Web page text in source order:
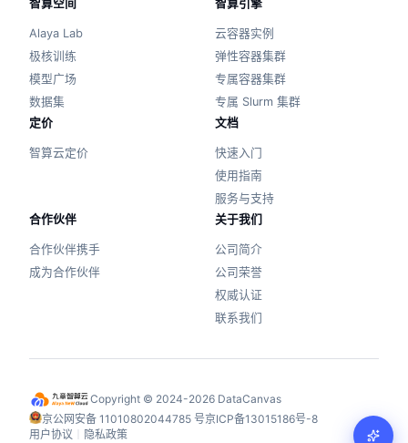
智算空间
Alaya Lab
极核训练
模型广场
数据集
智算引擎
云容器实例
弹性容器集群
专属容器集群
专属 Slurm 集群
定价
智算云定价
文档
快速入门
使用指南
服务与支持
合作伙伴
合作伙伴携手
成为合作伙伴
关于我们
公司简介
公司荣誉
权威认证
联系我们
Copyright © 2024-2026 DataCanvas
京公网安备 11010802044785 号京ICP备13015186号-8
用户协议
隐私政策